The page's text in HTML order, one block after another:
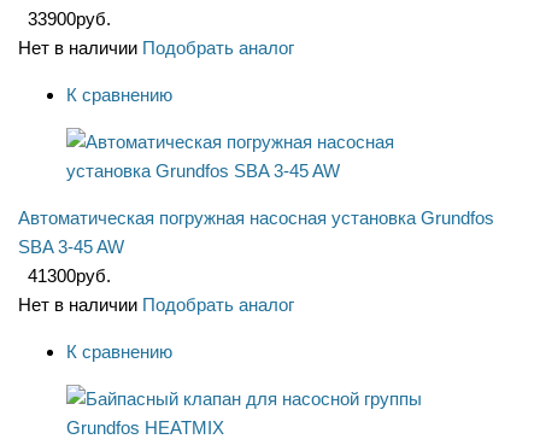
33900руб.
Нет в наличии Подобрать аналог
К сравнению
Автоматическая погружная насосная установка Grundfos
SBA 3-45 AW
41300руб.
Нет в наличии Подобрать аналог
К сравнению